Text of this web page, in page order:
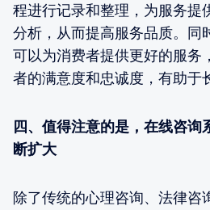
程进行记录和整理，为服务提
分析，从而提高服务品质。同
可以为消费者提供更好的服务
者的满意度和忠诚度，有助于
四、值得注意的是，在线咨询
断扩大
除了传统的心理咨询、法律咨